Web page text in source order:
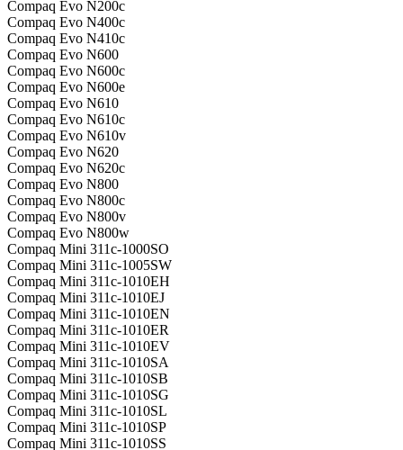
Compaq Evo N200c
Compaq Evo N400c
Compaq Evo N410c
Compaq Evo N600
Compaq Evo N600c
Compaq Evo N600e
Compaq Evo N610
Compaq Evo N610c
Compaq Evo N610v
Compaq Evo N620
Compaq Evo N620c
Compaq Evo N800
Compaq Evo N800c
Compaq Evo N800v
Compaq Evo N800w
Compaq Mini 311c-1000SO
Compaq Mini 311c-1005SW
Compaq Mini 311c-1010EH
Compaq Mini 311c-1010EJ
Compaq Mini 311c-1010EN
Compaq Mini 311c-1010ER
Compaq Mini 311c-1010EV
Compaq Mini 311c-1010SA
Compaq Mini 311c-1010SB
Compaq Mini 311c-1010SG
Compaq Mini 311c-1010SL
Compaq Mini 311c-1010SP
Compaq Mini 311c-1010SS